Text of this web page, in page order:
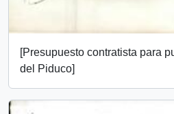
[Presupuesto contratista para
del Piduco]